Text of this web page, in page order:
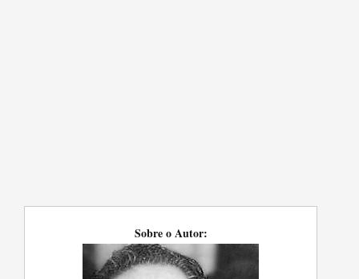
Sobre o Autor: